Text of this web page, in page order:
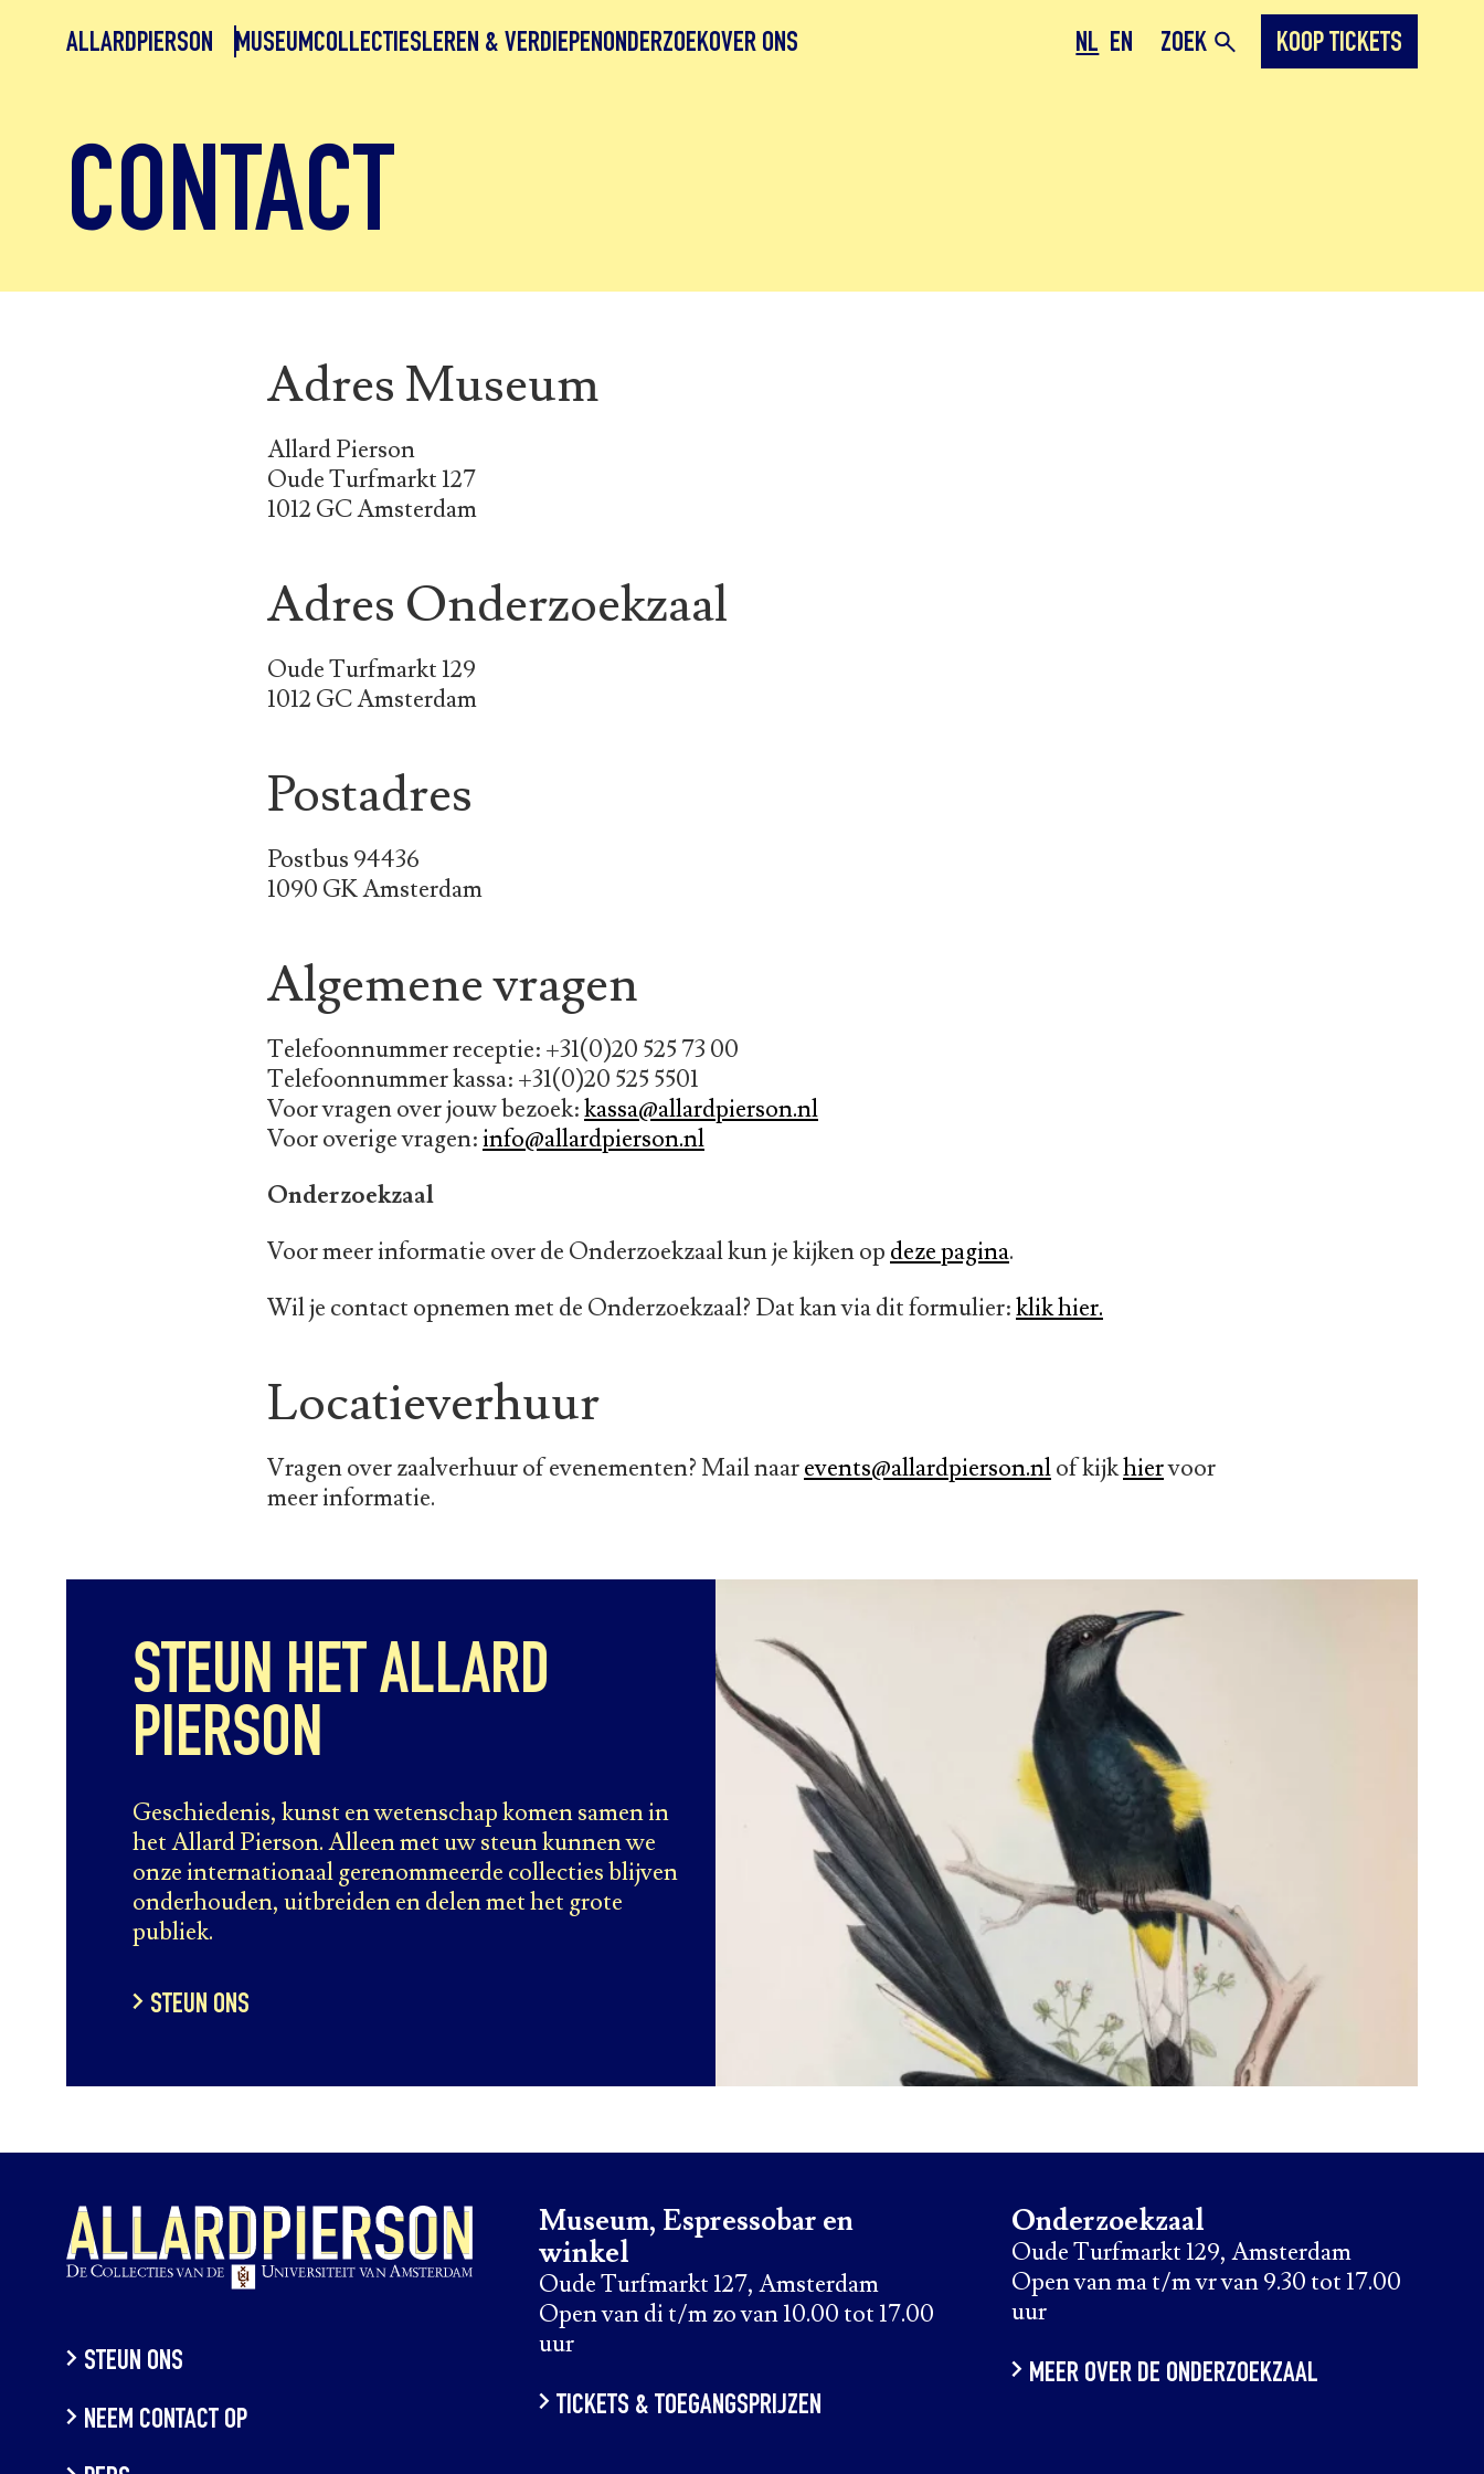
ALLARDPIERSON MUSEUMCOLLECTIESLEREN & VERDIEPENONDERZOEKOVER ONS NL EN ZOEK KOOP TICKETS
CONTACT
Adres Museum
Allard Pierson
Oude Turfmarkt 127
1012 GC Amsterdam
Adres Onderzoekzaal
Oude Turfmarkt 129
1012 GC Amsterdam
Postadres
Postbus 94436
1090 GK Amsterdam
Algemene vragen
Telefoonnummer receptie: +31(0)20 525 73 00
Telefoonnummer kassa: +31(0)20 525 5501
Voor vragen over jouw bezoek:kassa@allardpierson.nl
Voor overige vragen:info@allardpierson.nl
Onderzoekzaal
Voor meer informatie over de Onderzoekzaal kun je kijken op deze pagina.
Wil je contact opnemen met de Onderzoekzaal? Dat kan via dit formulier:klik hier.
Locatieverhuur
Vragen over zaalverhuur of evenementen? Mail naarevents@allardpierson.nlof kijkhiervoor
meer informatie.
STEUN HET ALLARD
PIERSON
Geschiedenis, kunst en wetenschap komen samen in
het Allard Pierson. Alleen met uw steun kunnen we
onze internationaal gerenommeerde collecties blijven
onderhouden, uitbreiden en delen met het grote
publiek.
STEUN ONS
STEUN ONS
NEEM CONTACT OP
Museum, Espressobar en
winkel
Oude Turfmarkt 127, Amsterdam
Open van di t/m zo van 10.00 tot 17.00
uur
TICKETS & TOEGANGSPRIJZEN
Onderzoekzaal
Oude Turfmarkt 129, Amsterdam
Open van ma t/m vr van 9.30 tot 17.00
uur
MEER OVER DE ONDERZOEKZAAL